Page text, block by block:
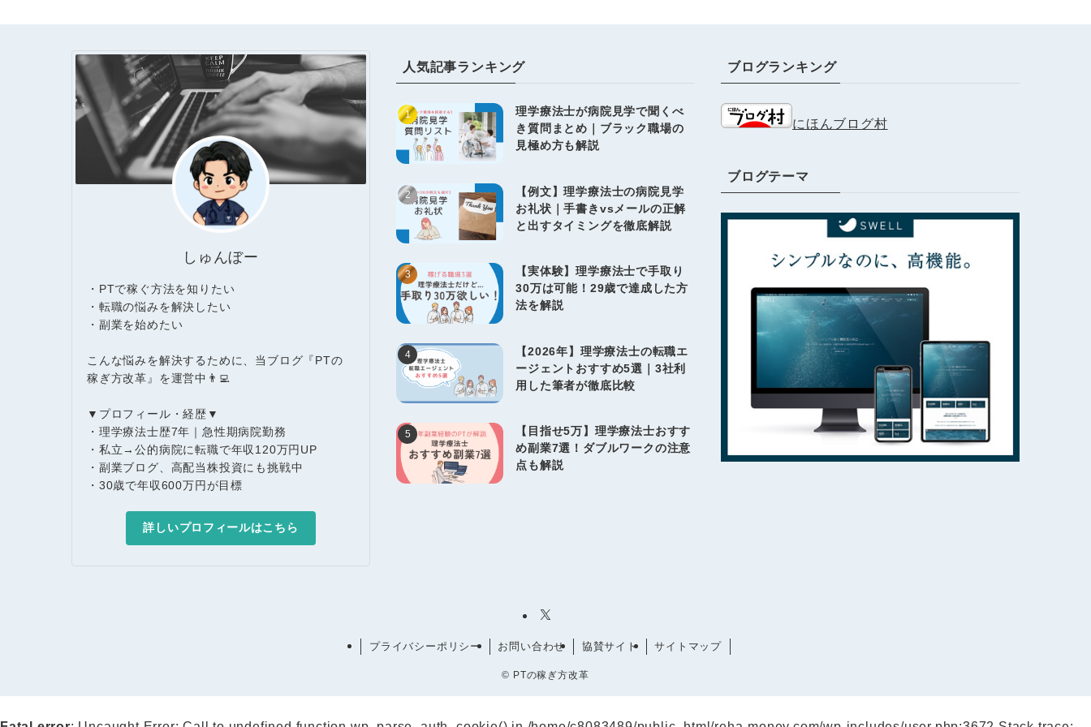
しゅんぼー
・PTで稼ぐ方法を知りたい
・転職の悩みを解決したい
・副業を始めたい
こんな悩みを解決するために、当ブログ『PTの
稼ぎ方改革』を運営中👨‍💻
▼プロフィール・経歴▼
・理学療法士歴7年｜急性期病院勤務
・私立→公的病院に転職で年収120万円UP
・副業ブログ、高配当株投資にも挑戦中
・30歳で年収600万円が目標
詳しいプロフィールはこちら
人気記事ランキング
理学療法士が病院見学で聞くべ
き質問まとめ｜ブラック職場の
見極め方も解説
【例文】理学療法士の病院見学
お礼状｜手書きvsメールの正解
と出すタイミングを徹底解説
【実体験】理学療法士で手取り
30万は可能！29歳で達成した方
法を解説
【2026年】理学療法士の転職エ
ージェントおすすめ5選｜3社利
用した筆者が徹底比較
【目指せ5万】理学療法士おすす
め副業7選！ダブルワークの注意
点も解説
ブログランキング
にほんブログ村
ブログテーマ
プライバシーポリシー お問い合わせ 協賛サイト サイトマップ
© PTの稼ぎ方改革